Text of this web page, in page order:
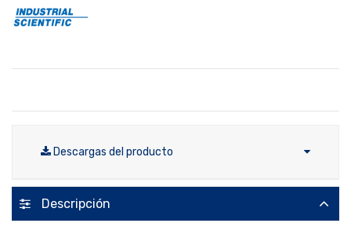
Descargas del producto
Descripción